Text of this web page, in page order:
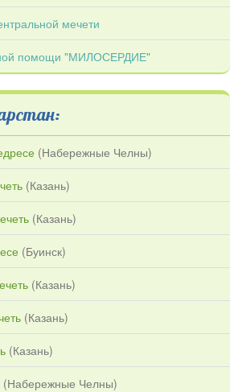
мечети
помощи "МИЛОСЕРДИЕ"
(Набережные Челны)
(Казань)
(Казань)
(Буинск)
(Казань)
(Казань)
(Казань)
(Набережные Челны)